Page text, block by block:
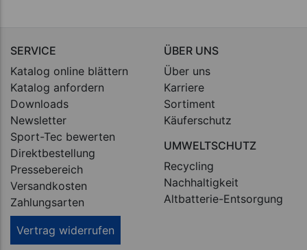
SERVICE
Katalog online blättern
Katalog anfordern
Downloads
Newsletter
Sport-Tec bewerten
Direktbestellung
Pressebereich
Versandkosten
Zahlungsarten
Vertrag widerrufen
ÜBER UNS
Über uns
Karriere
Sortiment
Käuferschutz
UMWELTSCHUTZ
Recycling
Nachhaltigkeit
Altbatterie-Entsorgung